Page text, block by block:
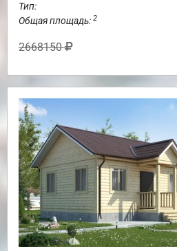
Тип:
Общая площадь: 2
2668150